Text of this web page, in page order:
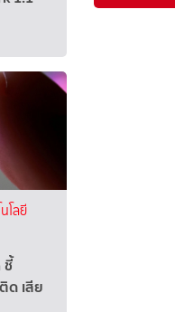
โลยี
ชี้
ด เสีย